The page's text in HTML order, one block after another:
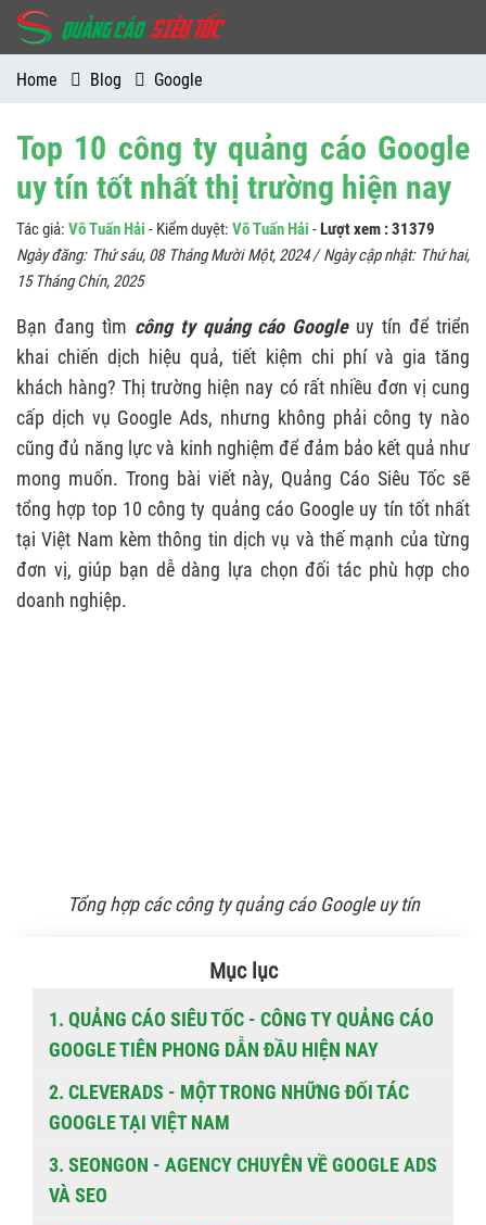
Home Blog Google
Top 10 công ty quảng cáo Google
uy tín tốt nhất thị trường hiện nay
Tác giả: Võ Tuấn Hải - Kiểm duyệt: Võ Tuấn Hải -Lượt xem : 31379
Ngày đăng: Thứ sáu, 08 Tháng Mười Một, 2024/ Ngày cập nhật: Thứ hai,
15 Tháng Chín, 2025
Bạn đang tìm công ty quảng cáo Googleuy tín để triển
khai chiến dịch hiệu quả, tiết kiệm chi phí và gia tăng
khách hàng? Thị trường hiện nay có rất nhiều đơn vị cung
cấp dịch vụ Google Ads, nhưng không phải công ty nào
cũng đủ năng lực và kinh nghiệm để đảm bảo kết quả như
mong muốn. Trong bài viết này, Quảng Cáo Siêu Tốc sẽ
tổng hợp top 10 công ty quảng cáo Google uy tín tốt nhất
tại Việt Nam kèm thông tin dịch vụ và thế mạnh của từng
đơn vị, giúp bạn dễ dàng lựa chọn đối tác phù hợp cho
doanh nghiệp.
Tổng hợp các công ty quảng cáo Google uy tín
Mục lục
1. QUẢNG CÁO SIÊU TỐC - CÔNG TY QUẢNG CÁO
GOOGLE TIÊN PHONG DẪN ĐẦU HIỆN NAY
2. CLEVERADS - MỘT TRONG NHỮNG ĐỐI TÁC
GOOGLE TẠI VIỆT NAM
3. SEONGON - AGENCY CHUYÊN VỀ GOOGLE ADS
VÀ SEO